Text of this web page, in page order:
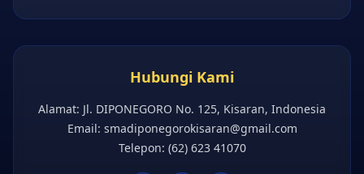
Hubungi Kami
Alamat: Jl. DIPONEGORO No. 125, Kisaran, Indonesia
Email: smadiponegorokisaran@gmail.com
Telepon: (62) 623 41070